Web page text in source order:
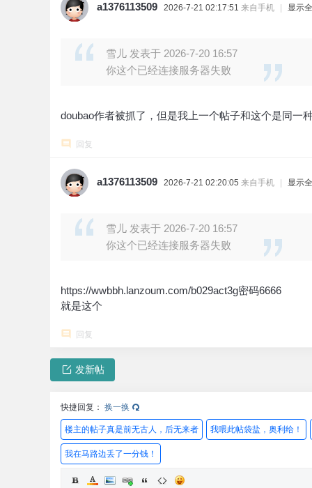
a1376113509 2026-7-21 02:17:51 来自手机 显示
雪儿 发表于 2026-7-20 16:57
你这个已经连接服务器失败
doubao作者被抓了，但是我上一个帖子和这个是同一
回复
a1376113509 2026-7-21 02:20:05 来自手机 显示
雪儿 发表于 2026-7-20 16:57
你这个已经连接服务器失败
https://wwbbh.lanzoum.com/b029act3g密码6666
就是这个
回复
发新帖
快捷回复： 换一换
楼主的帖子真是前无古人，后无来者 我喂此帖袋盐，奥利给！
我在马路边丢了一分钱！